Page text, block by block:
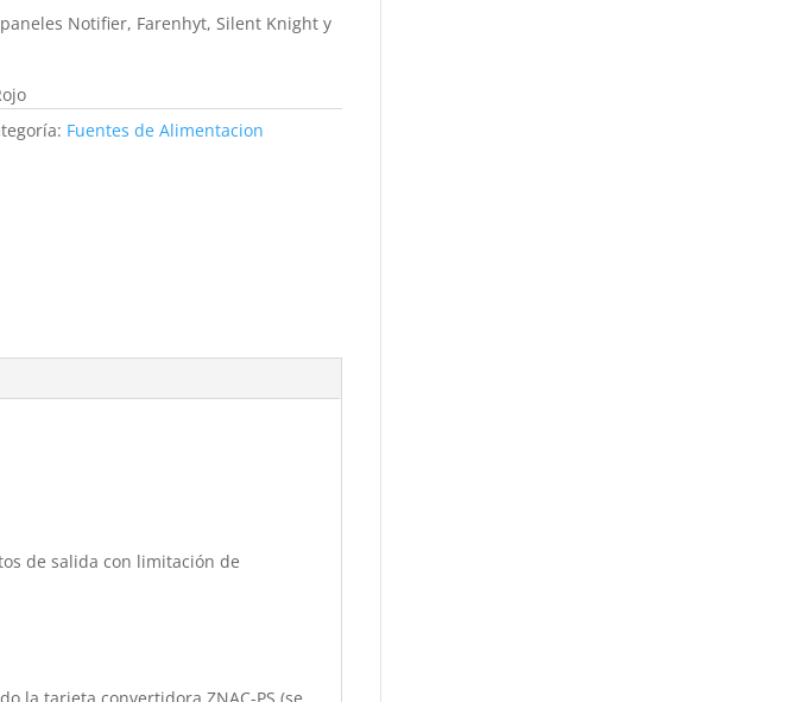
Notifier, Farenhyt, Silent Knight y
Fuentes de Alimentacion
de salida con limitación de